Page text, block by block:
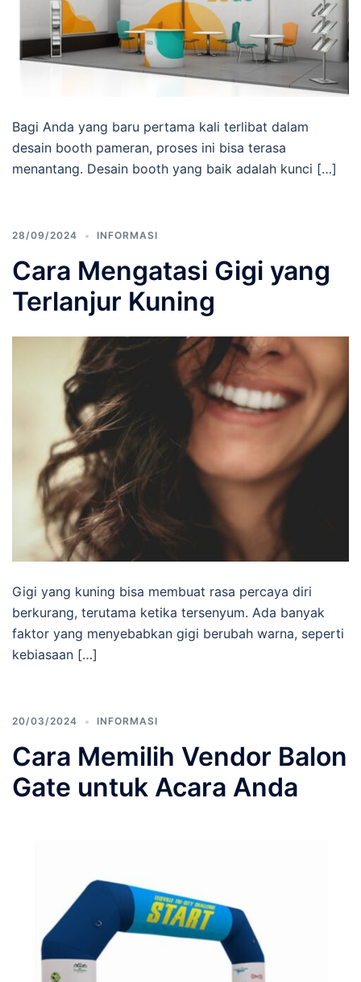
Bagi Anda yang baru pertama kali terlibat dalam
desain booth pameran, proses ini bisa terasa
menantang. Desain booth yang baik adalah kunci […]
28/09/2024 INFORMASI
Cara Mengatasi Gigi yang
Terlanjur Kuning
Gigi yang kuning bisa membuat rasa percaya diri
berkurang, terutama ketika tersenyum. Ada banyak
faktor yang menyebabkan gigi berubah warna, seperti
kebiasaan […]
20/03/2024 INFORMASI
Cara Memilih Vendor Balon
Gate untuk Acara Anda